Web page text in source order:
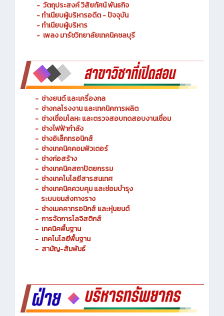
- วัตถุประสงค์ วิสัยทัศน์ พันธกิจ
- ทำเนียบผู้บริหารอดีต - ปัจจุบัน
- ทำเนียบผู้บริหาร
- เพลง มาร์ชวิทยาลัยเทคนิคชลบุรี
- ช่างยนต์ และเครื่องกล
- ช่างกลโรงงาน และเทคนิคการผลิต
- ช่างเชื่อมโลหะ และตรวจสอบทดสอบงานเชื่อม
- ช่างไฟฟ้ากำลัง
- ช่างอิเล็กทรอนิกส์
- ช่างเทคนิคคอมพิวเตอร์
- ช่างก่อสร้าง
- ช่างเทคนิคสถาปัตยกรรม
- ช่างเทคโนโลยีสารสนเทศ
- ช่างเทคนิคควบคุม และซ่อมบำรุง
ระบบขนส่งทางราง
- ช่างเมคคาทรอนิกส์ และหุ่นยนต์
- การจัดการโลจิสติกส์
- เทคนิคพื้นฐาน
- เทคโนโลยีพื้นฐาน
- สามัญ-สัมพันธ์